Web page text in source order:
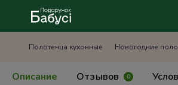
Полотенца кухонные Новогодние
Описание Отзывов 0